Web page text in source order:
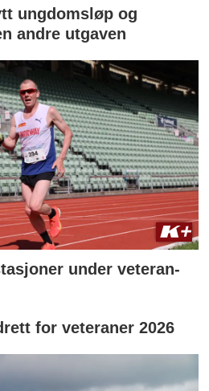
ungdomsløp og
andre utgaven
under veteran-
for veteraner 2026